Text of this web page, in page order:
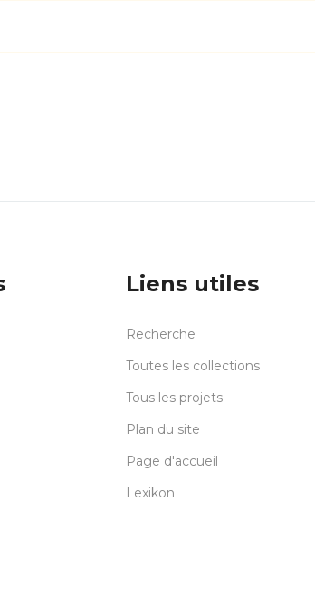
Liens utiles
Recherche
Toutes les collections
Tous les projets
Plan du site
Page d'accueil
Lexikon